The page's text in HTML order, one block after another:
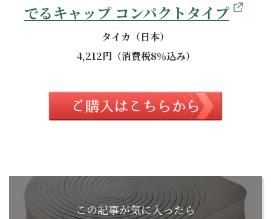
でるキャップ コンパクトタイプ
タイカ（日本）
4,212円（消費税8％込み）
この記事が気に入ったら